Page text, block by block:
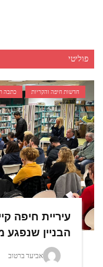
פוליטי
חדשות חיפה והקריות כתבה
עיריית חיפה
הבניין
אביעד ברטוב